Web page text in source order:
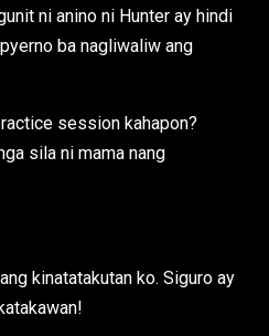
ni anino ni Hunter ay hindi
ba nagliwaliw ang
session kahapon?
sila ni mama nang
kinatatakutan ko. Siguro ay